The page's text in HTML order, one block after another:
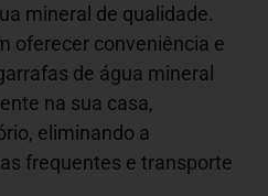
mineral de qualidade.
oferecer conveniência e
de água mineral
na sua casa,
eliminando a
frequentes e transporte